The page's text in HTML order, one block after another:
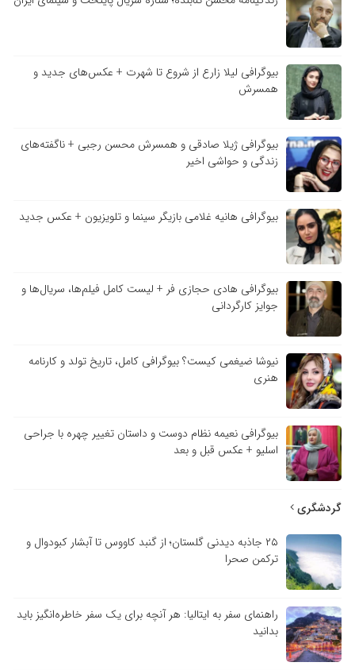
بیوگرافی لیلا زارع از شروع تا شهرت + عکس‌های جدید و
همسرش
بیوگرافی ژیلا صادقی و همسرش محسن رجبی + ناگفته‌های
زندگی و حواشی اخیر
بیوگرافی هانیه غلامی بازیگر سینما و تلویزیون + عکس جدید
بیوگرافی هادی حجازی فر + لیست کامل فیلم‌ها، سریال‌ها و
جوایز کارگردانی
نیوشا ضیغمی کیست؟ بیوگرافی کامل، تاریخ تولد و کارنامه
هنری
بیوگرافی نعیمه نظام دوست و داستان تغییر چهره با جراحی
اسلیو + عکس قبل و بعد
گردشگری
۲۵ جاذبه دیدنی گلستان؛ از گنبد کاووس تا آبشار کبودوال و
ترکمن صحرا
راهنمای سفر به ایتالیا: هر آنچه برای یک سفر خاطره‌انگیز باید
بدانید